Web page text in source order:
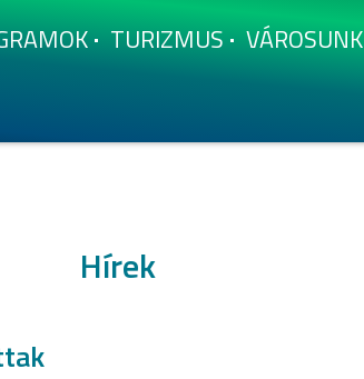
TURIZMUS VÁROSUNK
Hírek